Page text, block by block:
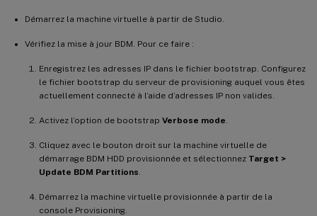
Démarrez la machine virtuelle à partir de Studio.
Vérifiez la mise à jour BDM. Pour ce faire :
Enregistrez les adresses IP dans le fichier bootstrap. Configurez
le fichier bootstrap du serveur de provisioning auquel vous êtes
actuellement connecté à l’aide d’adresses IP non valides.
Activez l’option de bootstrap Verbose mode
Cliquez avec le bouton droit sur la machine virtuelle de
démarrage BDM HDD provisionnée et sélectionnez Target >
Update BDM Partitions
Démarrez la machine virtuelle provisionnée à partir de la
console Provisioning.